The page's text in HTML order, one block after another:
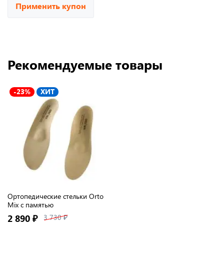
Применить купон
Рекомендуемые товары
-23% ХИТ
Ортопедические стельки Orto
Mix с памятью
2 890 ₽ 3 730 ₽